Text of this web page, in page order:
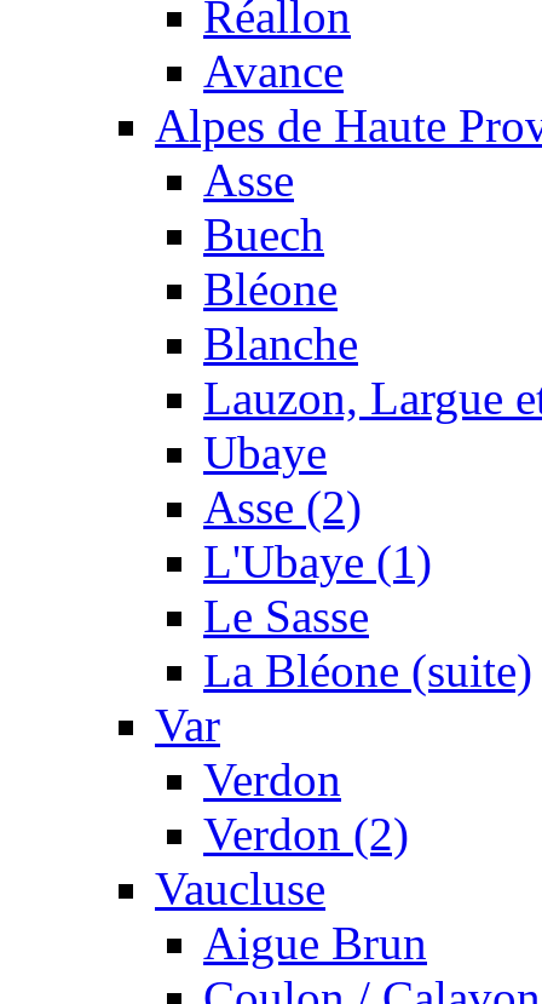
Réallon
Avance
Alpes de Haute
Asse
Buech
Bléone
Blanche
Lauzon, Largue
Ubaye
Asse (2)
L'Ubaye (1)
Le Sasse
La Bléone (suite)
Var
Verdon
Verdon (2)
Vaucluse
Aigue Brun